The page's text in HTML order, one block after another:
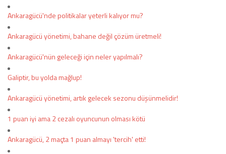
Ankaragücü'nde politikalar yeterli kalıyor mu?
Ankaragücü yönetimi, bahane değil çözüm üretmeli!
Ankaragücü'nün geleceği için neler yapılmalı?
Galiptir, bu yolda mağlup!
Ankaragücü yönetimi, artık gelecek sezonu düşünmelidir!
1 puan iyi ama 2 cezalı oyuncunun olması kötü
Ankaragücü, 2 maçta 1 puan almayı 'tercih' etti!